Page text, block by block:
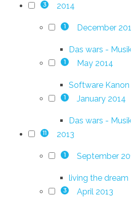
3 2014
1 December
Das wars -
1 May 2014
Software Kanon
1 January 2014
Das wars -
11 2013
1 September
living the dream
3 April 2013